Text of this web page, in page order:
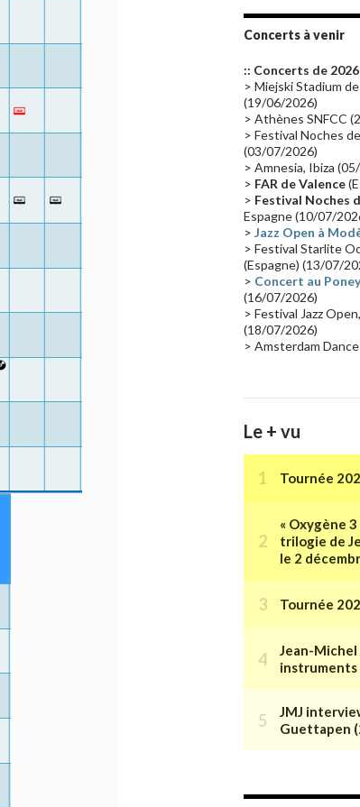
Promo 2019
Emissions 2010
Synthé 70's(20)
Claviériste(19)
France 2 (18)
Critique(17)
Passages radio(16)
Synthé 80's(16)
Cinéma(16)
Synthé Roland
Récompense(14)
Astronomie(14)
Concerts à venir
:: Concerts de 2026
> Miejski Stadium
(19/06/2026)
> Athènes SNFCC
> Festival Noches
(03/07/2026)
> Amnesia, Ibiza
> FAR de Valence
> Festival Noches
Espagne (10/07/
> Jazz Open à
> Festival Starlite
(Espagne) (13/07/
> Concert au
(16/07/2026)
> Festival Jazz
(18/07/2026)
> Amsterdam
Le + vu